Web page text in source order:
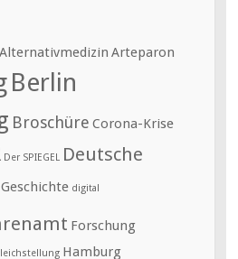
Alternativmedizin Arteparon
Berlin
Broschüre Corona-Krise
Der SPIEGEL Deutsche
digital
Forschung
Hamburg